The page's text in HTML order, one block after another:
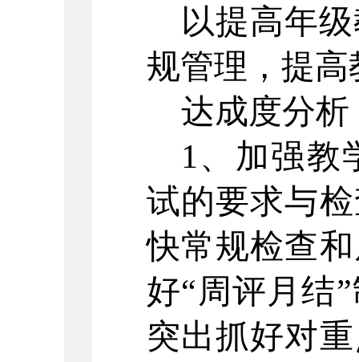
以提高年
规管理，提
达成度分析
1、加强教
试的要求与
快常规检查
好“周评月结
突出抓好对